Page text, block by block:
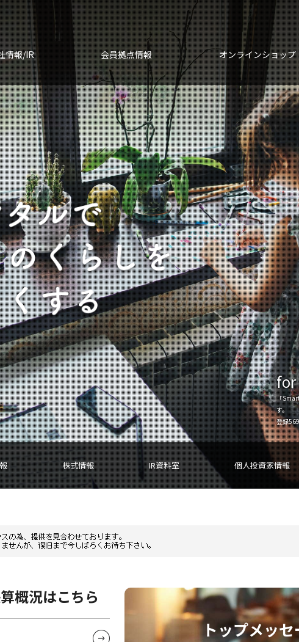
情報/IR 会員拠点情報 オンラインショップ
for
「
す。
登録
株式情報 IR資料室 個人投資家情報
概況はこちら
トップメッ